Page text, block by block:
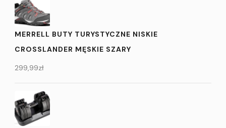
MERRELL BUTY TURYSTYCZNE NISKIE
CROSSLANDER MĘSKIE SZARY
299,99zł